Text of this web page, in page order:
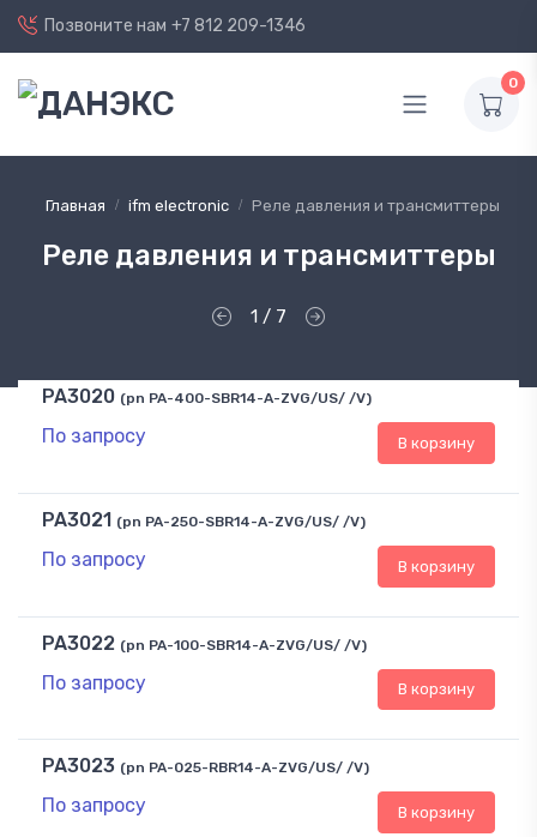
Позвоните нам +7 812 209-1346
0
Главная ifm electronic Реле давления и трансмиттеры
Реле давления и трансмиттеры
1 / 7
PA3020 (pn PA-400-SBR14-A-ZVG/US/ /V)
По запросу В корзину
PA3021 (pn PA-250-SBR14-A-ZVG/US/ /V)
По запросу В корзину
PA3022 (pn PA-100-SBR14-A-ZVG/US/ /V)
По запросу В корзину
PA3023 (pn PA-025-RBR14-A-ZVG/US/ /V)
По запросу В корзину